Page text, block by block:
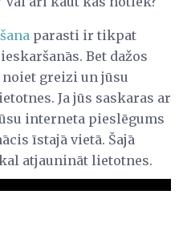
parasti ir tikpat
Bet dažos
greizi un jūsu
Ja jūs saskaras ar
interneta pieslēgums
īstajā vietā. Šajā
atjaunināt lietotnes.